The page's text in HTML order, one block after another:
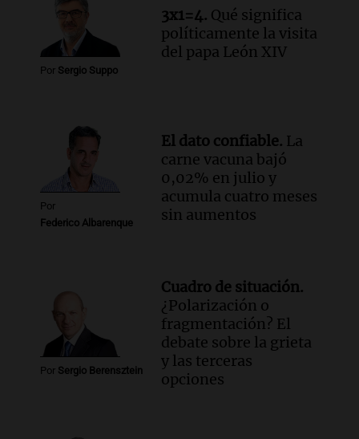
Viva la Radio
Episodios
Audio.
Monseñor Fenoy celebra la visita
de León XIV a Argentina y reflexiona
Episodios
Audio. El ministro de Economía de Santa
Fe relativiza el impacto del fallo sobre
jubilaciones en la provincia
Panorama Federal
Episodios
Por Sergio Suppo
3x1=4. Qué significa
políticamente la visita
del papa León XIV
Por
Federico Albarenque
El dato confiable. La
carne vacuna bajó
0,02% en julio y
acumula cuatro meses
sin aumentos
Por Sergio Berensztein
Cuadro de situación.
¿Polarización o
fragmentación? El
debate sobre la grieta
y las terceras
opciones